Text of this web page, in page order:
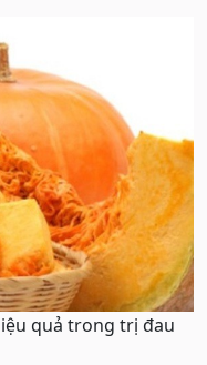
quả trong trị đau